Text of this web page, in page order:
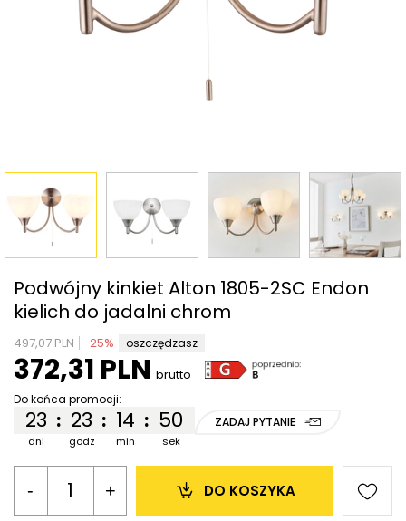
Podwójny kinkiet Alton 1805-2SC Endon
kielich do jadalni chrom
497,07 PLN -25% oszczędzasz
372,31 PLN brutto
Do końca promocji:
:
dni
23 :
godz
23 :
min
14
sek
50 ZADAJ PYTANIE
- + DO KOSZYKA